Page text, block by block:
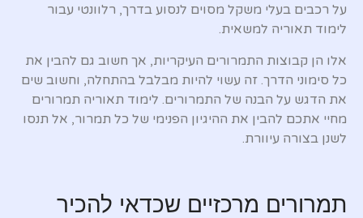
על רכבים בעלי משקל מסוים לנסוע בדרך, רלוונטי עבור
לימוד תאוריה למשאית.
אלו הן קבוצות התמרורים העיקריות, אך חשוב גם להבין את
כל סימוני הדרך. זה עשוי להיות מבלבל בהתחלה, וחשוב שים
את הדגש על הבנה של התמרורים. לימוד תאוריה תמרורים
מחיי אתכם להבין את ההיגיון הפנימי של כל תמרור, אל תנסו
לשנן בצורה עיוורת.
תמרורים מרכזיים שכדאי להכיר